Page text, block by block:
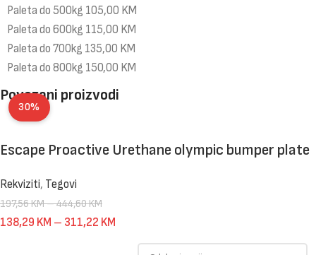
Paleta do 500kg 105,00 KM
Paleta do 600kg 115,00 KM
Paleta do 700kg 135,00 KM
Paleta do 800kg 150,00 KM
Povezani proizvodi
30%
Escape Proactive Urethane olympic bumper plate
Rekviziti, Tegovi
197,56KM–444,60KM
138,29 KM – 311,22 KM